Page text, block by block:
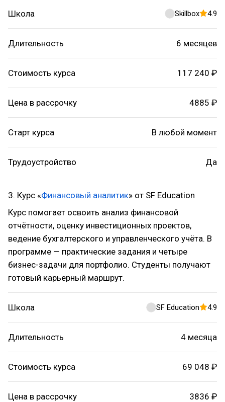
Школа Skillbox 4.9
Длительность 6 месяцев
Стоимость курса 117 240 ₽
Цена в рассрочку 4885 ₽
Старт курса В любой момент
Трудоустройство Да
3. Курс «Финансовый аналитик» от SF Education
Курс помогает освоить анализ финансовой
отчётности, оценку инвестиционных проектов,
ведение бухгалтерского и управленческого учёта. В
программе — практические задания и четыре
бизнес-задачи для портфолио. Студенты получают
готовый карьерный маршрут.
Школа SF Education 4.9
Длительность 4 месяца
Стоимость курса 69 048 ₽
Цена в рассрочку 3836 ₽